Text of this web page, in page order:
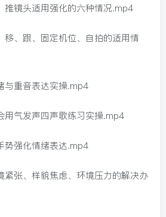
推镜头适用强化的六种情况.mp4
移、跟、固定机位、自拍的适用情
与重音表达实操.mp4
用气发声四声歌练习实操.mp4
势强化情绪表达.mp4
紧张、样貌焦虑、环境压力的解决办